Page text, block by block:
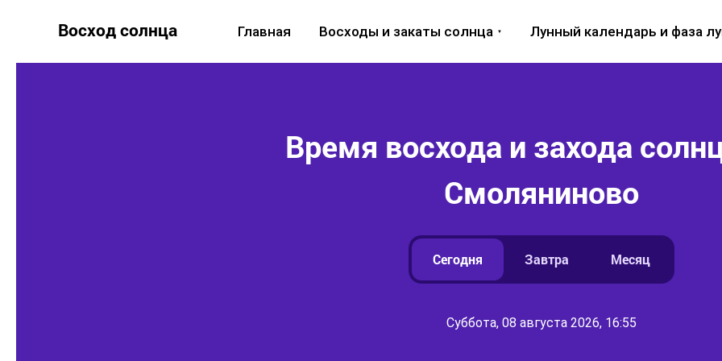
Восход солнца Главная Восходы и закаты солнца Лунный календарь и фаза
Время восхода и захода
Смоляниново
Сегодня Завтра Месяц
Суббота, 08 августа 2026, 16:55